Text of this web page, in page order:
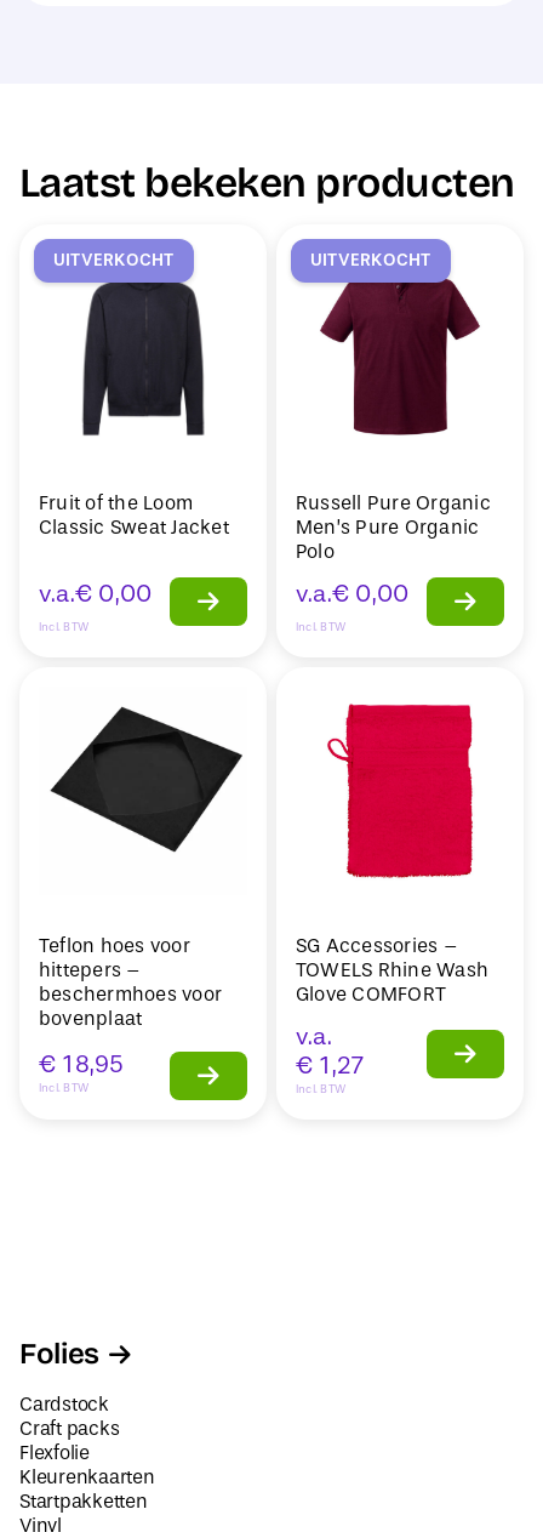
Laatst bekeken producten
UITVERKOCHT
Fruit of the Loom
Classic Sweat Jacket
v.a.€ 0,00
Incl. BTW
UITVERKOCHT
Russell Pure Organic
Men’s Pure Organic
Polo
v.a.€ 0,00
Incl. BTW
Teflon hoes voor
hittepers –
beschermhoes voor
bovenplaat
€ 18,95
Incl. BTW
SG Accessories –
TOWELS Rhine Wash
Glove COMFORT
v.a.
€ 1,27
Incl. BTW
Folies
Cardstock
Craft packs
Flexfolie
Kleurenkaarten
Startpakketten
Vinyl